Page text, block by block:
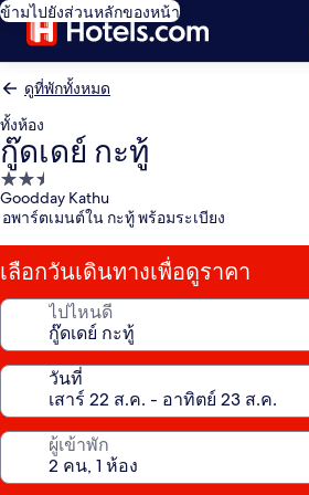
ข้ามไปยังส่วนหลักของหน้า
ดูที่พักทั้งหมด
ทั้งห้อง
กู๊ดเดย์ กะทู้
ที่พัก
2.5
Goodday Kathu
อพาร์ตเมนต์ใน กะทู้ พร้อมระเบียง
เลือกวันเดินทางเพื่อดูราคา
ไปไหนดี
วันที่
ผู้เข้าพัก